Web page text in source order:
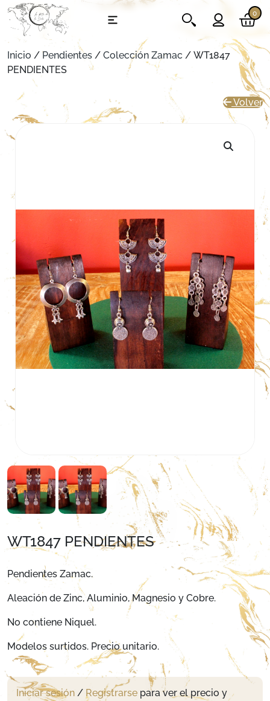
0
Inicio / Pendientes / Colección Zamac / WT1847
PENDIENTES
Volver
WT1847 PENDIENTES
Pendientes Zamac.
Aleación de Zinc, Aluminio, Magnesio y Cobre.
No contiene Niquel.
Modelos surtidos. Precio unitario.
Iniciar sesión / Registrarse para ver el precio y